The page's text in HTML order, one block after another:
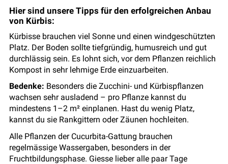
Hier sind unsere Tipps für den erfolgreichen Anbau
von Kürbis:
Kürbisse brauchen viel Sonne und einen windgeschützten
Platz. Der Boden sollte tiefgründig, humusreich und gut
durchlässig sein. Es lohnt sich, vor dem Pflanzen reichlich
Kompost in sehr lehmige Erde einzuarbeiten.
Bedenke: Besonders die Zucchini- und Kürbispflanzen
wachsen sehr ausladend – pro Pflanze kannst du
mindestens 1–2 m² einplanen. Hast du wenig Platz,
kannst du sie Rankgittern oder Zäunen hochleiten.
Alle Pflanzen der Cucurbita-Gattung brauchen
regelmässige Wassergaben, besonders in der
Fruchtbildungsphase. Giesse lieber alle paar Tage